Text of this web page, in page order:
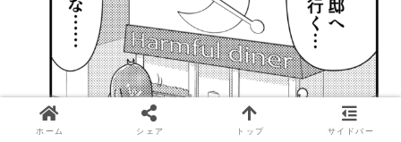
ホーム シェア トップ サイドバー